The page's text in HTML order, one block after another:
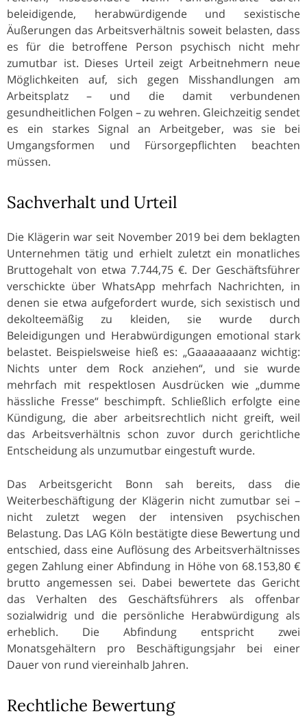
beleidigende, herabwürdigende und sexistische
Äußerungen das Arbeitsverhältnis soweit belasten, dass
es für die betroffene Person psychisch nicht mehr
zumutbar ist. Dieses Urteil zeigt Arbeitnehmern neue
Möglichkeiten auf, sich gegen Misshandlungen am
Arbeitsplatz – und die damit verbundenen
gesundheitlichen Folgen – zu wehren. Gleichzeitig sendet
es ein starkes Signal an Arbeitgeber, was sie bei
Umgangsformen und Fürsorgepflichten beachten
müssen.
Sachverhalt und Urteil
Die Klägerin war seit November 2019 bei dem beklagten
Unternehmen tätig und erhielt zuletzt ein monatliches
Bruttogehalt von etwa 7.744,75 €. Der Geschäftsführer
verschickte über WhatsApp mehrfach Nachrichten, in
denen sie etwa aufgefordert wurde, sich sexistisch und
dekolteemäßig zu kleiden, sie wurde durch
Beleidigungen und Herabwürdigungen emotional stark
belastet. Beispielsweise hieß es: „Gaaaaaaaanz wichtig:
Nichts unter dem Rock anziehen“, und sie wurde
mehrfach mit respektlosen Ausdrücken wie „dumme
hässliche Fresse“ beschimpft. Schließlich erfolgte eine
Kündigung, die aber arbeitsrechtlich nicht greift, weil
das Arbeitsverhältnis schon zuvor durch gerichtliche
Entscheidung als unzumutbar eingestuft wurde.
Das Arbeitsgericht Bonn sah bereits, dass die
Weiterbeschäftigung der Klägerin nicht zumutbar sei –
nicht zuletzt wegen der intensiven psychischen
Belastung. Das LAG Köln bestätigte diese Bewertung und
entschied, dass eine Auflösung des Arbeitsverhältnisses
gegen Zahlung einer Abfindung in Höhe von 68.153,80 €
brutto angemessen sei. Dabei bewertete das Gericht
das Verhalten des Geschäftsführers als offenbar
sozialwidrig und die persönliche Herabwürdigung als
erheblich. Die Abfindung entspricht zwei
Monatsgehältern pro Beschäftigungsjahr bei einer
Dauer von rund viereinhalb Jahren.
Rechtliche Bewertung